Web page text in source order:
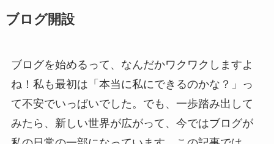
ブログ開設
ブログを始めるって、なんだかワクワクしますよ
ね！私も最初は「本当に私にできるのかな？」っ
て不安でいっぱいでした。でも、一歩踏み出して
みたら、新しい世界が広がって、今ではブログが